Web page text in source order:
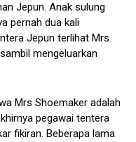
Jepun. Anak sulung
pernah dua kali
Jepun terlihat Mrs
mengeluarkan
Mrs Shoemaker adalah
pegawai tentera
fikiran. Beberapa lama